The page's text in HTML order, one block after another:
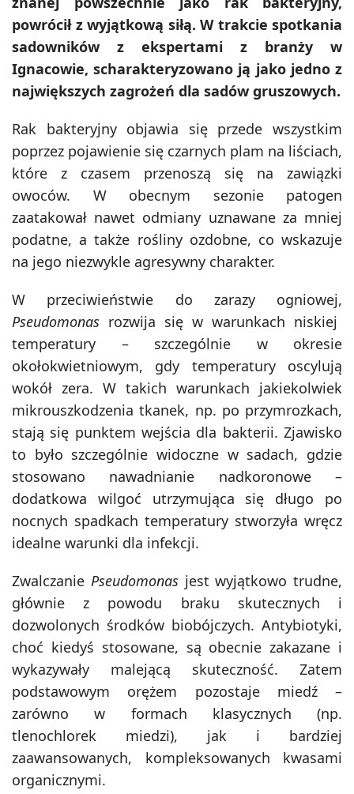
powrócił z wyjątkową siłą. W trakcie spotkania
sadowników z ekspertami z branży w
Ignacowie, scharakteryzowano ją jako jedno z
największych zagrożeń dla sadów gruszowych.
Rak bakteryjny objawia się przede wszystkim
poprzez pojawienie się czarnych plam na liściach,
które z czasem przenoszą się na zawiązki
owoców. W obecnym sezonie patogen
zaatakował nawet odmiany uznawane za mniej
podatne, a także rośliny ozdobne, co wskazuje
na jego niezwykle agresywny charakter.
W przeciwieństwie do zarazy ogniowej,
Pseudomonas rozwija się w warunkach niskiej
temperatury – szczególnie w okresie
okołokwietniowym, gdy temperatury oscylują
wokół zera. W takich warunkach jakiekolwiek
mikrouszkodzenia tkanek, np. po przymrozkach,
stają się punktem wejścia dla bakterii. Zjawisko
to było szczególnie widoczne w sadach, gdzie
stosowano nawadnianie nadkoronowe –
dodatkowa wilgoć utrzymująca się długo po
nocnych spadkach temperatury stworzyła wręcz
idealne warunki dla infekcji.
Zwalczanie Pseudomonasjest wyjątkowo trudne,
głównie z powodu braku skutecznych i
dozwolonych środków biobójczych. Antybiotyki,
choć kiedyś stosowane, są obecnie zakazane i
wykazywały malejącą skuteczność. Zatem
podstawowym orężem pozostaje miedź –
zarówno w formach klasycznych (np.
tlenochlorek miedzi), jak i bardziej
zaawansowanych, kompleksowanych kwasami
organicznymi.